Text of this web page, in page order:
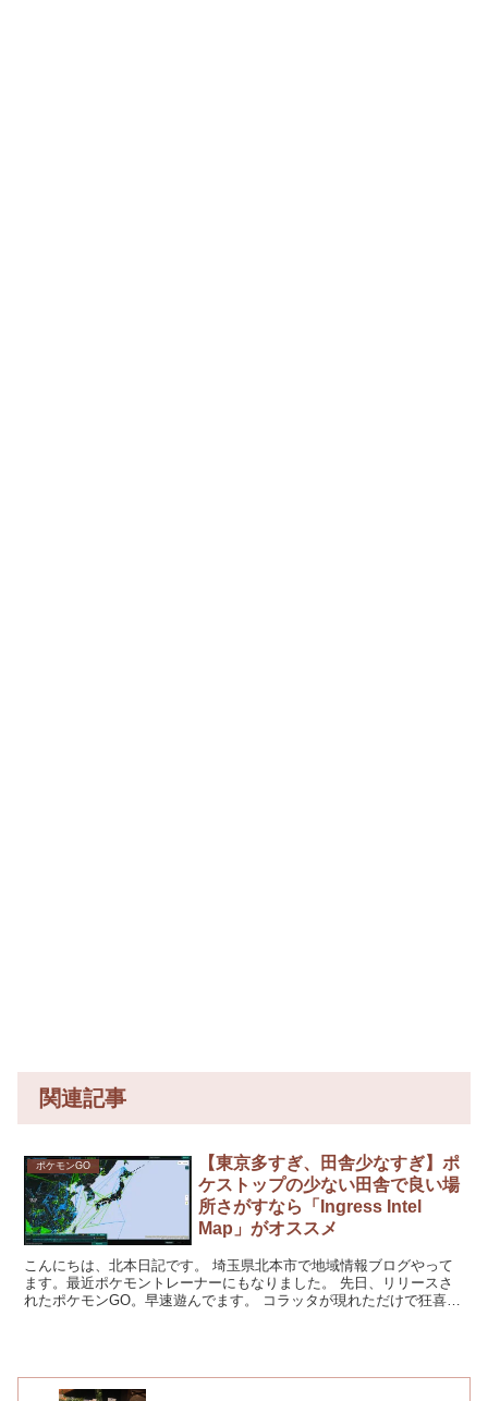
関連記事
ポケモンGO
【東京多すぎ、田舎少なすぎ】ポ
ケストップの少ない田舎で良い場
所さがすなら「Ingress Intel
Map」がオススメ
こんにちは、北本日記です。 埼玉県北本市で地域情報ブログやって
ます。最近ポケモントレーナーにもなりました。 先日、リリースさ
れたポケモンGO。早速遊んでます。 コラッタが現れただけで狂喜乱